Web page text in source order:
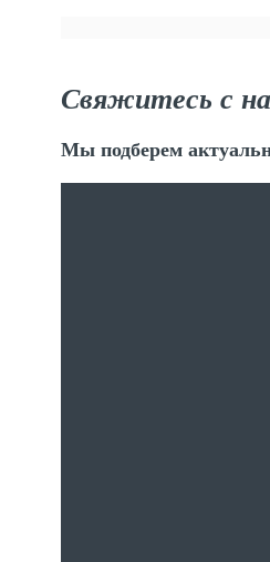
Свяжитесь с
Мы подберем